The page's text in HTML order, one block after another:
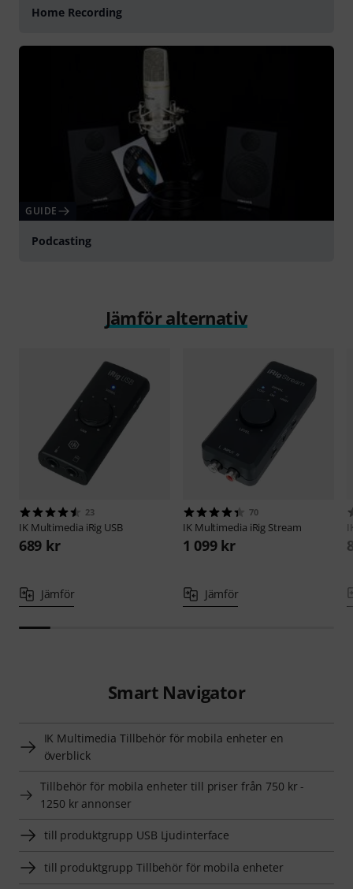
Home Recording
GUIDE
Podcasting
Jämför alternativ
23
IK Multimedia iRig USB
689 kr
Jämför
70
IK Multimedia iRig Stream
1 099 kr
Jämför
Smart Navigator
IK Multimedia Tillbehör för mobila enheter en
överblick
Tillbehör för mobila enheter till priser från 750 kr -
1250 kr annonser
till produktgrupp USB Ljudinterface
till produktgrupp Tillbehör för mobila enheter